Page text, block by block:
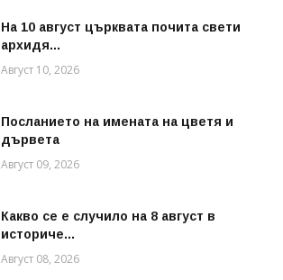
На 10 август църквата почита свети
архидя...
Август 10, 2026
Посланието на имената на цветя и
дървета
Август 09, 2026
Какво се е случило на 8 август в
историче...
Август 08, 2026